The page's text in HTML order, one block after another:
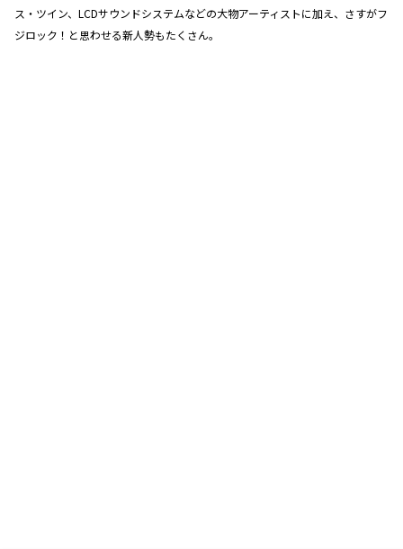
ス・ツイン、LCDサウンドシステムなどの大物アーティストに加え、さすがフ
ジロック！と思わせる新人勢もたくさん。